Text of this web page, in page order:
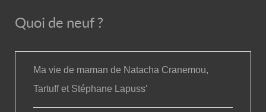
Quoi de neuf ?
Ma vie de maman de Natacha Cranemou,
Tartuff et Stéphane Lapuss'